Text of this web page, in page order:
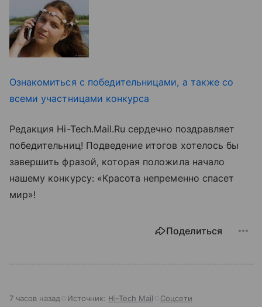
Ознакомиться с победительницами, а также со
всеми участницами конкурса
Редакция Hi-Tech.Mail.Ru сердечно поздравляет
победительниц! Подведение итогов хотелось бы
завершить фразой, которая положила начало
нашему конкурсу: «Красота непременно спасет
мир»!
Поделиться
7 часов назад Источник: Hi-Tech Mail Соцсети